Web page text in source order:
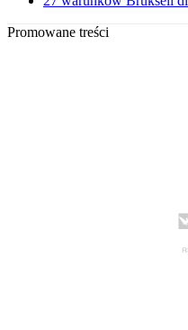
Promowane treści